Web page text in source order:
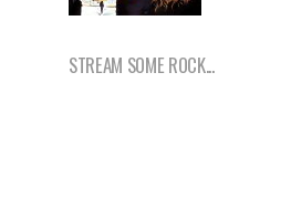
STREAM SOME ROCK...